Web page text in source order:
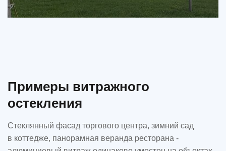
Примеры витражного
остекления
Стеклянный фасад торгового центра, зимний сад
в коттедже, панорамная веранда ресторана -